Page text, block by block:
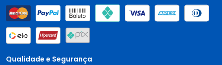
Qualidade e Segurança